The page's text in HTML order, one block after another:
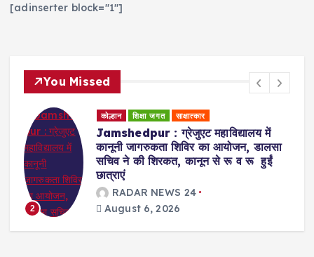
[adinserter block="1"]
You Missed
में
डालसा
व रू हुईं
कोल्हान धर्म समाज
Badajamda : बड़ा जामदा क्षेत्र में
स्टील के सहयोग व दयानंद एंग्लो वैदिक
के संचालन में डीएवी स्कूल खोले जाने
August 6, 2026